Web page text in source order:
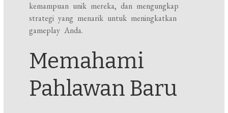
kemampuan unik mereka, dan mengungkap
strategi yang menarik untuk meningkatkan
gameplay Anda.
Memahami
Pahlawan Baru